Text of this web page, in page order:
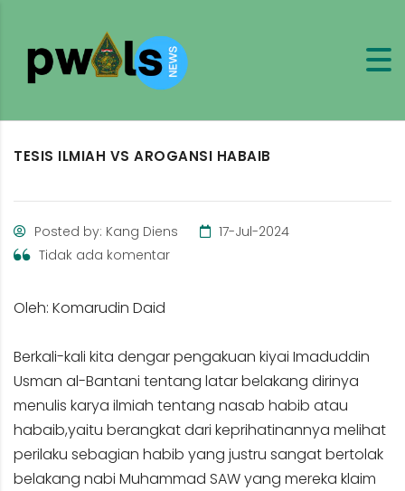
TESIS ILMIAH VS AROGANSI HABAIB
Posted by: Kang Diens
17-Jul-2024
Tidak ada komentar
Oleh: Komarudin Daid
Berkali-kali kita dengar pengakuan kiyai Imaduddin
Usman al-Bantani tentang latar belakang dirinya
menulis karya ilmiah tentang nasab habib atau
habaib,yaitu berangkat dari keprihatinannya melihat
perilaku sebagian habib yang justru sangat bertolak
belakang nabi Muhammad SAW yang mereka klaim